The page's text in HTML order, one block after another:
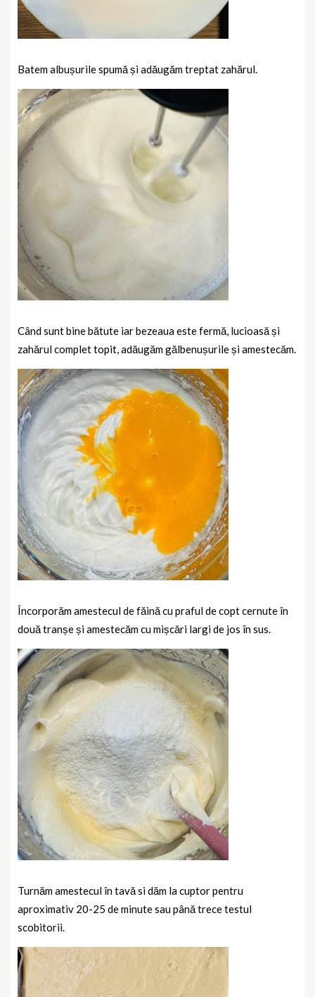
Batem albușurile spumă și adăugăm treptat zahărul.
Când sunt bine bătute iar bezeaua este fermă, lucioasă și
zahărul complet topit, adăugăm gălbenușurile și amestecăm.
Încorporăm amestecul de făină cu praful de copt cernute în
două tranșe și amestecăm cu mișcări largi de jos în sus.
Turnăm amestecul în tavă si dăm la cuptor pentru
aproximativ 20-25 de minute sau până trece testul
scobitorii.